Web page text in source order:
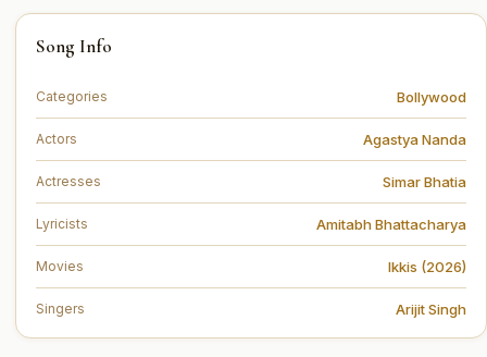
You can read the full lyrics of "Sitaare (सितारे)" on this
page.
Song Info
Categories Bollywood
Actors Agastya Nanda
Actresses Simar Bhatia
Lyricists Amitabh Bhattacharya
Movies Ikkis (2026)
Singers Arijit Singh